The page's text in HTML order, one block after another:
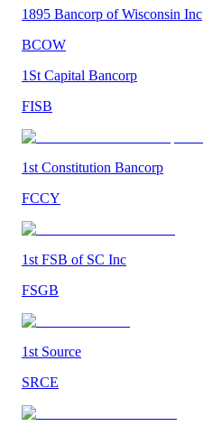
1895 Bancorp of Wisconsin Inc
BCOW
1St Capital Bancorp
FISB
1st Constitution Bancorp
FCCY
1st FSB of SC Inc
FSGB
1st Source
SRCE